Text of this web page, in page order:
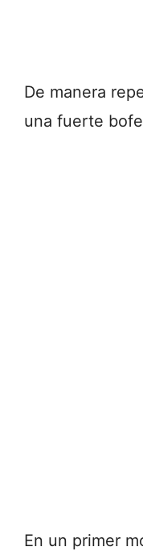
De manera
una fuerte
En un primer